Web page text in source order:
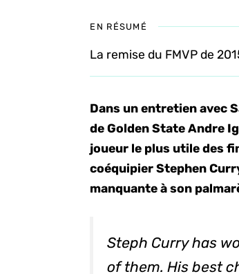
EN RÉSUMÉ
La remise du FMVP de
Dans un entretien avec
de Golden State Andre
joueur le plus utile des
coéquipier Stephen
manquante à son
Steph Curry has
of them. His best